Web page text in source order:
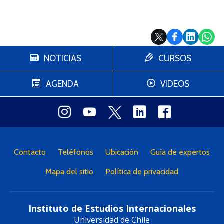
NOTICIAS
AGENDA
CURSOS
VIDEOS
Contacto Teléfonos Ubicación Guía de expertos
Mapa del sitio Política de privacidad
Instituto de Estudios Internacionales
Universidad de Chile